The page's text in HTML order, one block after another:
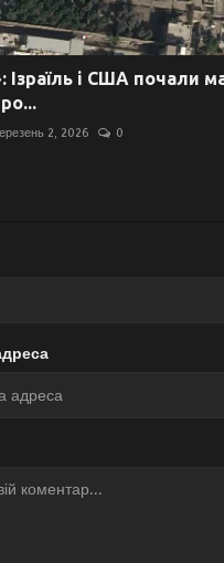
Ізраїль і США почали
2, 2026 0